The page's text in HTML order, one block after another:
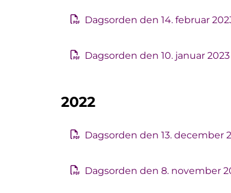
Dagsorden den 14. februar
Dagsorden den 10. januar 2023
2022
Dagsorden den 13. december
Dagsorden den 8. november